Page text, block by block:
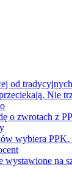
od
Nie
o zwrotach z
wybiera PPK.
wystawione na